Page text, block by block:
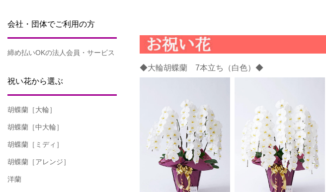
◆大輪胡蝶蘭 7本立ち（白色）◆
会社・団体でご利用の方
締め払いOKの法人会員・サービス
祝い花から選ぶ
胡蝶蘭［大輪］
胡蝶蘭［中大輪］
胡蝶蘭［ミディ］
胡蝶蘭［アレンジ］
洋蘭